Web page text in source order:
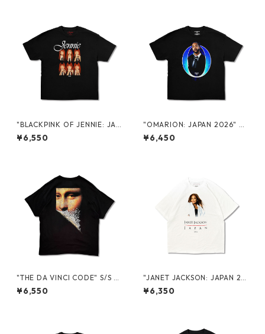
"BLACKPINK OF JENNIE: JAP
AN 2026" PROMO S/S TEE
¥6,550
"OMARION: JAPAN 2026" P
ROMO S/S TEE
¥6,450
"THE DA VINCI CODE" S/S T
EE
¥6,550
"JANET JACKSON: JAPAN 20
26" PROMO S/S TEE
¥6,350